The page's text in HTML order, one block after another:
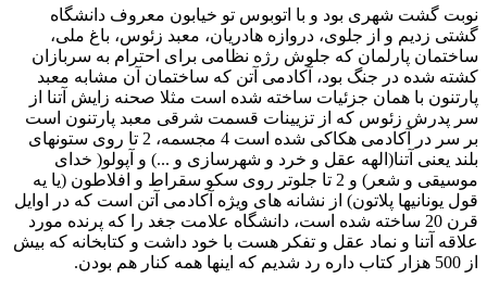
نوبت گشت شهری بود و با اتوبوس تو خیابون معروف دانشگاه
گشتی زدیم و از جلوی، دروازه هادریان، معبد زئوس، باغ ملی،
ساختمان پارلمان که جلوش رژه نظامی برای احترام به سربازان
کشته شده در جنگ بود، آکادمی آتن که ساختمان آن مشابه معبد
پارتنون با همان جزئیات ساخته شده است مثلا صحنه زایش آتنا از
سر پدرش زئوس که از تزیینات قسمت شرقی معبد پارتنون است
بر سر در آکادمی هکاکی شده است 4 مجسمه، 2 تا روی ستونهای
بلند یعنی آتنا(الهه عقل و خرد و شهرسازی و ...) و آپولو( خدای
موسیقی و شعر) و 2 تا جلوتر روی سکو سقراط و افلاطون (یا یه
قول یونانیها پلاتون) از نشانه های ویژه آکادمی آتن است که در اوایل
قرن 20 ساخته شده است، دانشگاه علامت جغد را که پرنده مورد
علاقه آتنا و نماد عقل و تفکر هست با خود داشت و کتابخانه که بیش
از 500 هزار کتاب داره رد شدیم که اینها همه کنار هم بودن.